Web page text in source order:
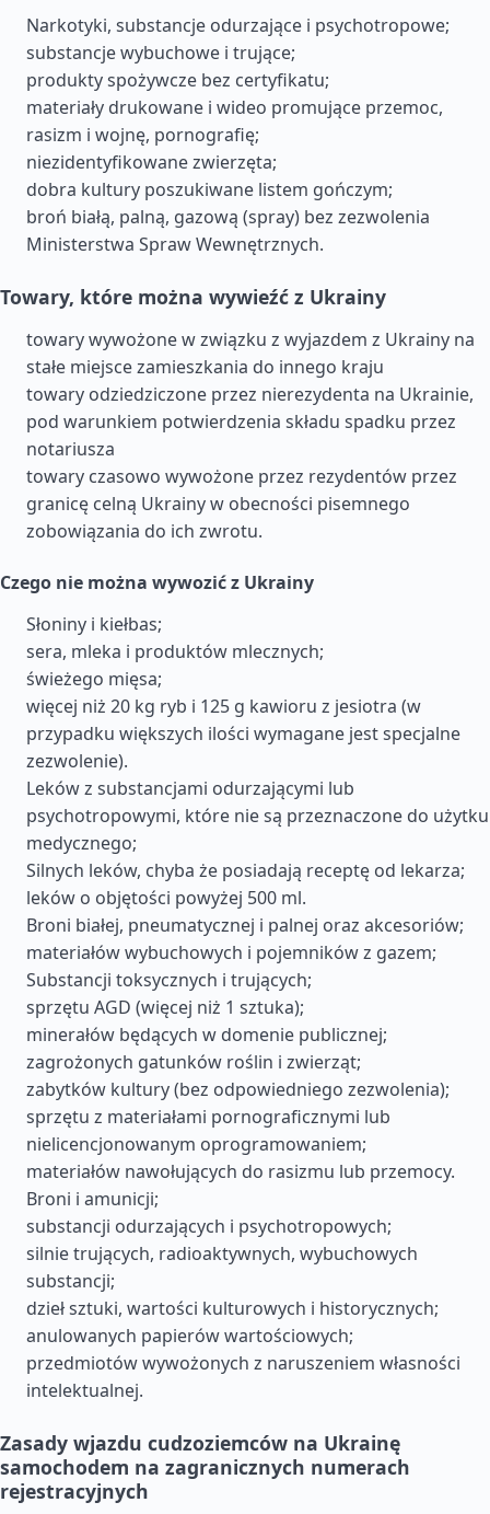
Narkotyki, substancje odurzające i psychotropowe;
substancje wybuchowe i trujące;
produkty spożywcze bez certyfikatu;
materiały drukowane i wideo promujące przemoc,
rasizm i wojnę, pornografię;
niezidentyfikowane zwierzęta;
dobra kultury poszukiwane listem gończym;
broń białą, palną, gazową (spray) bez zezwolenia
Ministerstwa Spraw Wewnętrznych.
Towary, które można wywieźć z Ukrainy
towary wywożone w związku z wyjazdem z Ukrainy na
stałe miejsce zamieszkania do innego kraju
towary odziedziczone przez nierezydenta na Ukrainie,
pod warunkiem potwierdzenia składu spadku przez
notariusza
towary czasowo wywożone przez rezydentów przez
granicę celną Ukrainy w obecności pisemnego
zobowiązania do ich zwrotu.
Czego nie można wywozić z Ukrainy
Słoniny i kiełbas;
sera, mleka i produktów mlecznych;
świeżego mięsa;
więcej niż 20 kg ryb i 125 g kawioru z jesiotra (w
przypadku większych ilości wymagane jest specjalne
zezwolenie).
Leków z substancjami odurzającymi lub
psychotropowymi, które nie są przeznaczone do użytku
medycznego;
Silnych leków, chyba że posiadają receptę od lekarza;
leków o objętości powyżej 500 ml.
Broni białej, pneumatycznej i palnej oraz akcesoriów;
materiałów wybuchowych i pojemników z gazem;
Substancji toksycznych i trujących;
sprzętu AGD (więcej niż 1 sztuka);
minerałów będących w domenie publicznej;
zagrożonych gatunków roślin i zwierząt;
zabytków kultury (bez odpowiedniego zezwolenia);
sprzętu z materiałami pornograficznymi lub
nielicencjonowanym oprogramowaniem;
materiałów nawołujących do rasizmu lub przemocy.
Broni i amunicji;
substancji odurzających i psychotropowych;
silnie trujących, radioaktywnych, wybuchowych
substancji;
dzieł sztuki, wartości kulturowych i historycznych;
anulowanych papierów wartościowych;
przedmiotów wywożonych z naruszeniem własności
intelektualnej.
Zasady wjazdu cudzoziemców na Ukrainę
samochodem na zagranicznych numerach
rejestracyjnych